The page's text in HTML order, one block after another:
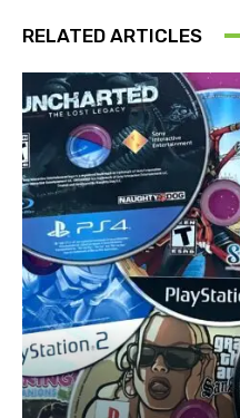
RELATED ARTICLES